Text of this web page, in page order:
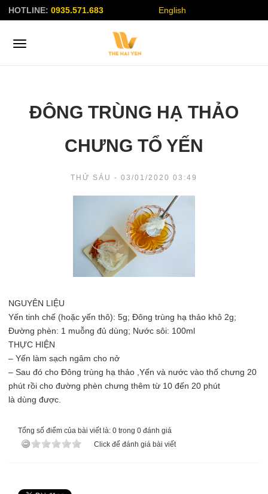
HOTLINE: 0935.571.683 English
ĐÔNG TRÙNG HẠ THẢO
CHƯNG TỔ YẾN
THỨ SÁU - 03/01/2020 03:49
NGUYÊN LIỆU
Yến tinh chế (hoặc yến thô): 5g; Đông trùng hạ thảo khô 2g;
Đường phèn: 1 muỗng đủ dùng; Nước sôi: 100ml
THỰC HIỆN
– Yến làm sạch ngâm cho nở
– Sau đó cho Đông trùng hạ thảo ,Yến và nước vào thố chưng 20
phút rồi cho đường phèn chưng thêm từ 10 đến 20 phút
là dùng được.
Tổng số điểm của bài viết là: 0 trong 0 đánh giá
Click để đánh giá bài viết